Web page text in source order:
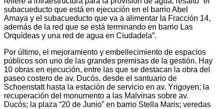
subacueducto que está en ejecución en el barrio Abel
Amaya y el subacueducto que va a alimentar la Fracción 14,
además de la red que se está terminando en barrio Las
Orquídeas y una red de agua en Ciudadela”.
Por último, el mejoramiento y embellecimiento de espacios
públicos son uno de las grandes premisas de la gestión. Hay
10 obras en ejecución, entre las que se destacan la obra del
paseo costero de av. Ducós, desde el santuario de
Schoenstatt hasta la estación de servicio en av. Yrigoyen; la
recuperación del monumento a las Malvinas sobre av.
Ducós; la plaza “20 de Junio” en barrio Stella Maris; veredas